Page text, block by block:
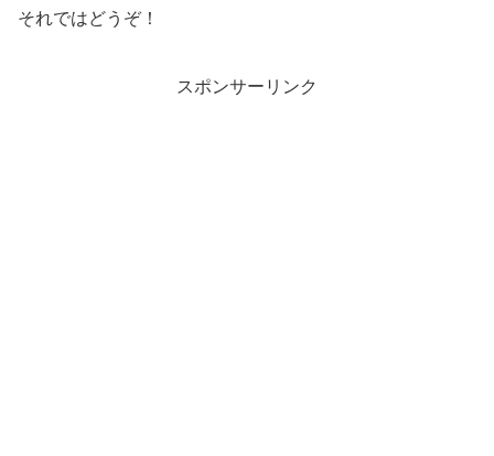
それではどうぞ！
スポンサーリンク